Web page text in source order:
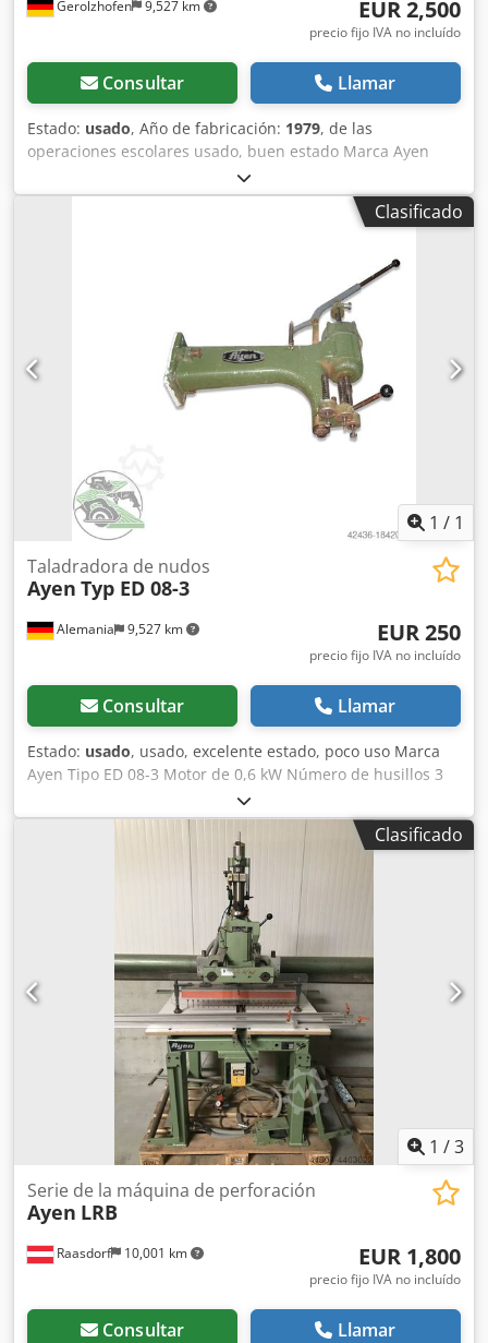
Gerolzhofen 9,527 km EUR 2,500
precio fijo IVA no incluído
Consultar Llamar
Estado: usado, Año de fabricación: 1979, de las
operaciones escolares usado, buen estado Marca Ayen
tipo DB 1000 K 23 Construido en 1979 número de máquina
7SA740 Probado por GS Número de husillos 23 piezas
Número de vigas de perforación 1 Distancia entre ejes /
Tof neumático giratorio Dispositivo de perforación de
hileras de agujeros Ubicación de almacenamiento 97447
Gerolzhofen, carga libre, sin embalaje Entrega en el estado
actual según inspección. Sin garantía ni garantía
Clasificado
1 / 1
Alemania 9,527 km
Taladradora de nudos
Ayen Typ ED 08-3
EUR 250
precio fijo IVA no incluído
Consultar Llamar
Estado: usado, usado, excelente estado, poco uso Marca
Ayen Tipo ED 08-3 Motor de 0,6 kW Número de husillos 3
piezas máquina de pared plegable Cedpfx Aksvwgd Se Tjrf
Operación manual Proyección del soporte aprox. 500 mm
Portabrocas cónico MK 1 Requerimiento de espacio aprox.
LxAnxAl mm 1100 x 300 x 1000 Ubicación del almacén
97447 Gerolzhofen Entrega en el estado actual - carga
Clasificado
1 /3
Raasdorf 10,001 km
Serie de la máquina de perforación
Ayen LRB
EUR 1,800
precio fijo IVA no incluído
Consultar Llamar